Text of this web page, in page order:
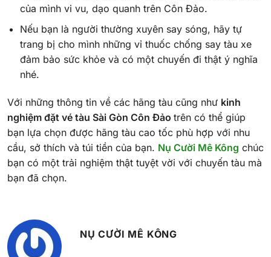
của mình vi vu, dạo quanh trên Côn Đảo.
Nếu bạn là người thường xuyên say sóng, hãy tự
trang bị cho mình những vỉ thuốc chống say tàu xe
đảm bảo sức khỏe và có một chuyến đi thật ý nghĩa
nhé.
Với những thông tin về các hãng tàu cũng như kinh
nghiệm đặt vé tàu Sài Gòn Côn Đảo trên có thể giúp
bạn lựa chọn được hãng tàu cao tốc phù hợp với nhu
cầu, sở thích và túi tiền của bạn. Nụ Cười Mê Kông chúc
bạn có một trải nghiệm thật tuyệt vời với chuyến tàu mà
bạn đã chọn.
NỤ CƯỜI MÊ KÔNG